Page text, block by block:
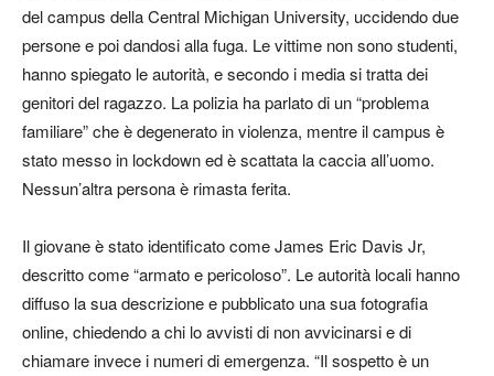
del campus della Central Michigan University, uccidendo due
persone e poi dandosi alla fuga. Le vittime non sono studenti,
hanno spiegato le autorità, e secondo i media si tratta dei
genitori del ragazzo. La polizia ha parlato di un “problema
familiare” che è degenerato in violenza, mentre il campus è
stato messo in lockdown ed è scattata la caccia all’uomo.
Nessun’altra persona è rimasta ferita.
Il giovane è stato identificato come James Eric Davis Jr,
descritto come “armato e pericoloso”. Le autorità locali hanno
diffuso la sua descrizione e pubblicato una sua fotografia
online, chiedendo a chi lo avvisti di non avvicinarsi e di
chiamare invece i numeri di emergenza. “Il sospetto è un